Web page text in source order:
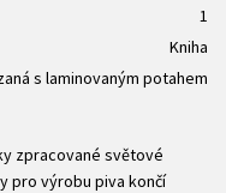
1
Kniha
s laminovaným potahem
zpracované světové
pro výrobu piva končí